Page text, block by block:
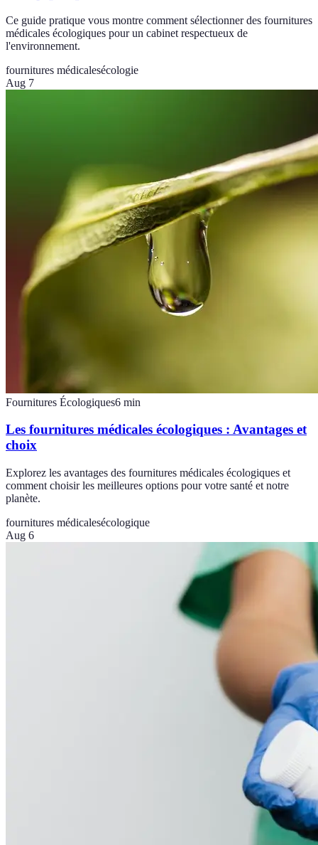
Ce guide pratique vous montre comment sélectionner des fournitures
médicales écologiques pour un cabinet respectueux de
l'environnement.
fournitures médicalesécologie
Aug 7
Fournitures Écologiques6 min
Les fournitures médicales écologiques : Avantages et
choix
Explorez les avantages des fournitures médicales écologiques et
comment choisir les meilleures options pour votre santé et notre
planète.
fournitures médicalesécologique
Aug 6